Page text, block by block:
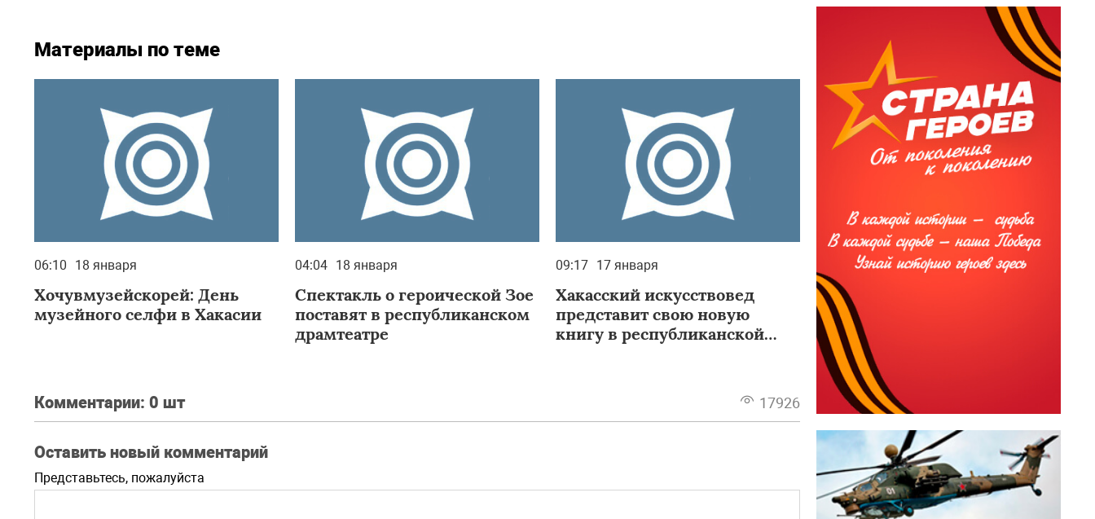
Материалы по теме
06:10 18 января
Хочувмузейскорей: День
музейного селфи в Хакасии
04:04 18 января
Спектакль о героической Зое
поставят в республиканском
драмтеатре
09:17 17 января
Хакасский искусствовед
представит свою новую
книгу в республиканской
Комментарии: 0 шт 17926
Оставить новый комментарий
Представьтесь, пожалуйста